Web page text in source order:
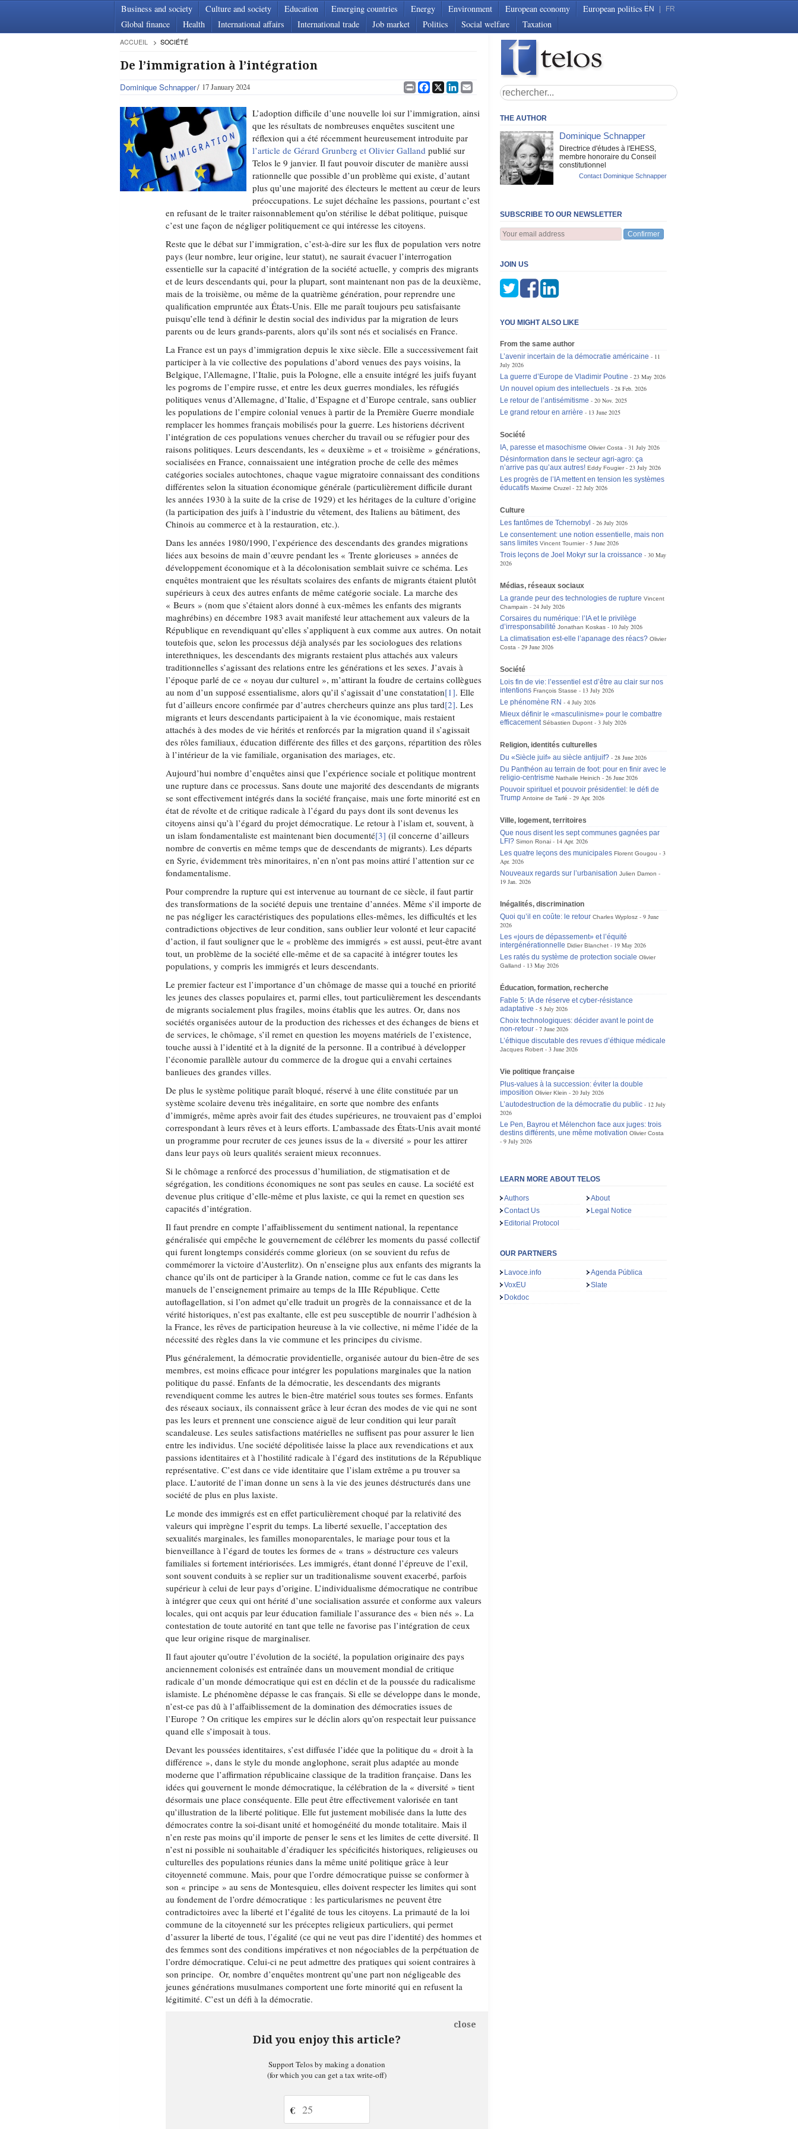
Business and society Culture and society Education Emerging countries Energy Environment European economy
European politics
Global finance
Health International affairs International trade Job market Politics Social welfare Taxation
EN FR
ACCUEIL SOCIÉTÉ
De l’immigration à l’intégration
Dominique Schnapper 17 January 2024 PrintFacebook
X LinkedIn
Email
L’adoption difficile d’une nouvelle loi sur l’immigration, ainsi
que les résultats de nombreuses enquêtes suscitent une
réflexion qui a été récemment heureusement introduite par
l’article de Gérard Grunberg et Olivier Galland publié sur
Telos le 9 janvier. Il faut pouvoir discuter de manière aussi
rationnelle que possible d’un problème qui existe, d’autant
plus qu’une majorité des électeurs le mettent au cœur de leurs
préoccupations. Le sujet déchaîne les passions, pourtant c’est
en refusant de le traiter raisonnablement qu’on stérilise le débat politique, puisque
c’est une façon de négliger politiquement ce qui intéresse les citoyens.
Reste que le débat sur l’immigration, c’est-à-dire sur les flux de population vers notre
pays (leur nombre, leur origine, leur statut), ne saurait évacuer l’interrogation
essentielle sur la capacité d’intégration de la société actuelle, y compris des migrants
et de leurs descendants qui, pour la plupart, sont maintenant non pas de la deuxième,
mais de la troisième, ou même de la quatrième génération, pour reprendre une
qualification empruntée aux États-Unis. Elle me paraît toujours peu satisfaisante
puisqu’elle tend à définir le destin social des individus par la migration de leurs
parents ou de leurs grands-parents, alors qu’ils sont nés et socialisés en France.
La France est un pays d’immigration depuis le xixe siècle. Elle a successivement fait
participer à la vie collective des populations d’abord venues des pays voisins, la
Belgique, l’Allemagne, l’Italie, puis la Pologne, elle a ensuite intégré les juifs fuyant
les pogroms de l’empire russe, et entre les deux guerres mondiales, les réfugiés
politiques venus d’Allemagne, d’Italie, d’Espagne et d’Europe centrale, sans oublier
les populations de l’empire colonial venues à partir de la Première Guerre mondiale
remplacer les hommes français mobilisés pour la guerre. Les historiens décrivent
l’intégration de ces populations venues chercher du travail ou se réfugier pour des
raisons politiques. Leurs descendants, les « deuxième » et « troisième » générations,
socialisées en France, connaissaient une intégration proche de celle des mêmes
catégories sociales autochtones, chaque vague migratoire connaissant des conditions
différentes selon la situation économique générale (particulièrement difficile durant
les années 1930 à la suite de la crise de 1929) et les héritages de la culture d’origine
(la participation des juifs à l’industrie du vêtement, des Italiens au bâtiment, des
Chinois au commerce et à la restauration, etc.).
Dans les années 1980/1990, l’expérience des descendants des grandes migrations
liées aux besoins de main d’œuvre pendant les « Trente glorieuses » années de
développement économique et à la décolonisation semblait suivre ce schéma. Les
enquêtes montraient que les résultats scolaires des enfants de migrants étaient plutôt
supérieurs à ceux des autres enfants de même catégorie sociale. La marche des
« Beurs » (nom que s’étaient alors donné à eux-mêmes les enfants des migrants
maghrébins) en décembre 1983 avait manifesté leur attachement aux valeurs de la
République en revendiquant qu’elles s’appliquent à eux comme aux autres. On notait
toutefois que, selon les processus déjà analysés par les sociologues des relations
interethniques, les descendants des migrants restaient plus attachés aux valeurs
traditionnelles s’agissant des relations entre les générations et les sexes. J’avais à
l’époque parlé de ce « noyau dur culturel », m’attirant la foudre de certains collègues
au nom d’un supposé essentialisme, alors qu’il s’agissait d’une constatation[1]. Elle
fut d’ailleurs encore confirmée par d’autres chercheurs quinze ans plus tard[2]. Les
migrants et leurs descendants participaient à la vie économique, mais restaient
attachés à des modes de vie hérités et renforcés par la migration quand il s’agissait
des rôles familiaux, éducation différente des filles et des garçons, répartition des rôles
à l’intérieur de la vie familiale, organisation des mariages, etc.
Aujourd’hui nombre d’enquêtes ainsi que l’expérience sociale et politique montrent
une rupture dans ce processus. Sans doute une majorité des descendants de migrants
se sont effectivement intégrés dans la société française, mais une forte minorité est en
état de révolte et de critique radicale à l’égard du pays dont ils sont devenus les
citoyens ainsi qu’à l’égard du projet démocratique. Le retour à l’islam et, souvent, à
un islam fondamentaliste est maintenant bien documenté[3] (il concerne d’ailleurs
nombre de convertis en même temps que de descendants de migrants). Les départs
en Syrie, évidemment très minoritaires, n’en n’ont pas moins attiré l’attention sur ce
fondamentalisme.
Pour comprendre la rupture qui est intervenue au tournant de ce siècle, il faut partir
des transformations de la société depuis une trentaine d’années. Même s’il importe de
ne pas négliger les caractéristiques des populations elles-mêmes, les difficultés et les
contradictions objectives de leur condition, sans oublier leur volonté et leur capacité
d’action, il faut souligner que le « problème des immigrés » est aussi, peut-être avant
tout, un problème de la société elle-même et de sa capacité à intégrer toutes les
populations, y compris les immigrés et leurs descendants.
Le premier facteur est l’importance d’un chômage de masse qui a touché en priorité
les jeunes des classes populaires et, parmi elles, tout particulièrement les descendants
de migrants socialement plus fragiles, moins établis que les autres. Or, dans nos
sociétés organisées autour de la production des richesses et des échanges de biens et
de services, le chômage, s’il remet en question les moyens matériels de l’existence,
touche aussi à l’identité et à la dignité de la personne. Il a contribué à développer
l’économie parallèle autour du commerce de la drogue qui a envahi certaines
banlieues des grandes villes.
De plus le système politique paraît bloqué, réservé à une élite constituée par un
système scolaire devenu très inégalitaire, en sorte que nombre des enfants
d’immigrés, même après avoir fait des études supérieures, ne trouvaient pas d’emploi
correspondant à leurs rêves et à leurs efforts. L’ambassade des États-Unis avait monté
un programme pour recruter de ces jeunes issus de la « diversité » pour les attirer
dans leur pays où leurs qualités seraient mieux reconnues.
Si le chômage a renforcé des processus d’humiliation, de stigmatisation et de
ségrégation, les conditions économiques ne sont pas seules en cause. La société est
devenue plus critique d’elle-même et plus laxiste, ce qui la remet en question ses
capacités d’intégration.
Il faut prendre en compte l’affaiblissement du sentiment national, la repentance
généralisée qui empêche le gouvernement de célébrer les moments du passé collectif
qui furent longtemps considérés comme glorieux (on se souvient du refus de
commémorer la victoire d’Austerlitz). On n’enseigne plus aux enfants des migrants la
chance qu’ils ont de participer à la Grande nation, comme ce fut le cas dans les
manuels de l’enseignement primaire au temps de la IIIe République. Cette
autoflagellation, si l’on admet qu’elle traduit un progrès de la connaissance et de la
vérité historiques, n’est pas exaltante, elle est peu susceptible de nourrir l’adhésion à
la France, les rêves de participation heureuse à la vie collective, ni même l’idée de la
nécessité des règles dans la vie commune et les principes du civisme.
Plus généralement, la démocratie providentielle, organisée autour du bien-être de ses
membres, est moins efficace pour intégrer les populations marginales que la nation
politique du passé. Enfants de la démocratie, les descendants des migrants
revendiquent comme les autres le bien-être matériel sous toutes ses formes. Enfants
des réseaux sociaux, ils connaissent grâce à leur écran des modes de vie qui ne sont
pas les leurs et prennent une conscience aiguë de leur condition qui leur paraît
scandaleuse. Les seules satisfactions matérielles ne suffisent pas pour assurer le lien
entre les individus. Une société dépolitisée laisse la place aux revendications et aux
passions identitaires et à l’hostilité radicale à l’égard des institutions de la République
représentative. C’est dans ce vide identitaire que l’islam extrême a pu trouver sa
place. L’autorité de l’iman donne un sens à la vie des jeunes déstructurés dans une
société de plus en plus laxiste.
Le monde des immigrés est en effet particulièrement choqué par la relativité des
valeurs qui imprègne l’esprit du temps. La liberté sexuelle, l’acceptation des
sexualités marginales, les familles monoparentales, le mariage pour tous et la
bienveillance à l’égard de toutes les formes de « trans » déstructure ces valeurs
familiales si fortement intériorisées. Les immigrés, étant donné l’épreuve de l’exil,
sont souvent conduits à se replier sur un traditionalisme souvent exacerbé, parfois
supérieur à celui de leur pays d’origine. L’individualisme démocratique ne contribue
à intégrer que ceux qui ont hérité d’une socialisation assurée et conforme aux valeurs
locales, qui ont acquis par leur éducation familiale l’assurance des « bien nés ». La
contestation de toute autorité en tant que telle ne favorise pas l’intégration de ceux
que leur origine risque de marginaliser.
Il faut ajouter qu’outre l’évolution de la société, la population originaire des pays
anciennement colonisés est entraînée dans un mouvement mondial de critique
radicale d’un monde démocratique qui est en déclin et de la poussée du radicalisme
islamiste. Le phénomène dépasse le cas français. Si elle se développe dans le monde,
n’est-ce pas dû à l’affaiblissement de la domination des démocraties issues de
l’Europe ? On critique les empires sur le déclin alors qu’on respectait leur puissance
quand elle s’imposait à tous.
Devant les poussées identitaires, s’est diffusée l’idée que la politique du « droit à la
différence », dans le style du monde anglophone, serait plus adaptée au monde
moderne que l’affirmation républicaine classique de la tradition française. Dans les
idées qui gouvernent le monde démocratique, la célébration de la « diversité » tient
désormais une place conséquente. Elle peut être effectivement valorisée en tant
qu’illustration de la liberté politique. Elle fut justement mobilisée dans la lutte des
démocrates contre la soi-disant unité et homogénéité du monde totalitaire. Mais il
n’en reste pas moins qu’il importe de penser le sens et les limites de cette diversité. Il
n’est ni possible ni souhaitable d’éradiquer les spécificités historiques, religieuses ou
culturelles des populations réunies dans la même unité politique grâce à leur
citoyenneté commune. Mais, pour que l’ordre démocratique puisse se conformer à
son « principe » au sens de Montesquieu, elles doivent respecter les limites qui sont
au fondement de l’ordre démocratique : les particularismes ne peuvent être
contradictoires avec la liberté et l’égalité de tous les citoyens. La primauté de la loi
commune de la citoyenneté sur les préceptes religieux particuliers, qui permet
d’assurer la liberté de tous, l’égalité (ce qui ne veut pas dire l’identité) des hommes et
des femmes sont des conditions impératives et non négociables de la perpétuation de
l’ordre démocratique. Celui-ci ne peut admettre des pratiques qui soient contraires à
son principe. Or, nombre d’enquêtes montrent qu’une part non négligeable des
jeunes générations musulmanes comportent une forte minorité qui en refusent la
légitimité. C’est un défi à la démocratie.
Did you enjoy this article?
close
Support Telos by making a donation
(for which you can get a tax write-off)
€
THE AUTHOR
Dominique Schnapper
Directrice d'études à l'EHESS,
membre honoraire du Conseil
constitutionnel
Contact Dominique Schnapper
SUBSCRIBE TO OUR NEWSLETTER
Confirmer
JOIN US
YOU MIGHT ALSO LIKE
From the same author
L’avenir incertain de la démocratie américaine
11
July 2026
La guerre d’Europe de Vladimir Poutine
23 May 2026
Un nouvel opium des intellectuels
28 Feb. 2026
Le retour de l’antisémitisme
20 Nov. 2025
Le grand retour en arrière
13 June 2025
Société
IA, paresse et masochisme Olivier Costa
31 July 2026
Désinformation dans le secteur agri-agro: ça
n’arrive pas qu’aux autres! Eddy Fougier
23 July 2026
Les progrès de l’IA mettent en tension les systèmes
éducatifs Maxime Cruzel 22 July 2026
Culture
Les fantômes de Tchernobyl
26 July 2026
Le consentement: une notion essentielle, mais non
sans limites Vincent Tournier
5 June 2026
Trois leçons de Joel Mokyr sur la croissance
30 May
2026
Médias, réseaux sociaux
La grande peur des technologies de rupture Vincent
Champain
24 July 2026
Corsaires du numérique: l’IA et le privilège
d’irresponsabilité Jonathan Koskas
10 July 2026
La climatisation est-elle l’apanage des réacs? Olivier
Costa
29 June 2026
Société
Lois fin de vie: l’essentiel est d’être au clair sur nos
intentions François Stasse
13 July 2026
Le phénomène RN
4 July 2026
Mieux définir le «masculinisme» pour le combattre
efficacement Sébastien Dupont 3 July 2026
Religion, identités culturelles
Du «Siècle juif» au siècle antijuif?
28 June 2026
Du Panthéon au terrain de foot: pour en finir avec le
religio-centrisme Nathalie Heinich
26 June 2026
Pouvoir spirituel et pouvoir présidentiel: le défi de
Trump Antoine de Tarlé 29 Apr. 2026
Ville, logement, territoires
Que nous disent les sept communes gagnées par
LFI? Simon Ronai
14 Apr. 2026
Les quatre leçons des municipales Florent Gougou
3
Apr. 2026
Nouveaux regards sur l’urbanisation Julien Damon
19 Jan. 2026
Inégalités, discrimination
Quoi qu’il en coûte: le retour Charles Wyplosz
9 June
2026
Les «jours de dépassement» et l’équité
intergénérationnelle Didier Blanchet
19 May 2026
Les ratés du système de protection sociale Olivier
Galland
13 May 2026
Éducation, formation, recherche
Fable 5: IA de réserve et cyber-résistance
adaptative
5 July 2026
Choix technologiques: décider avant le point de
non-retour
7 June 2026
L’éthique discutable des revues d’éthique médicale
Jacques Robert 3 June 2026
Vie politique française
Plus-values à la succession: éviter la double
imposition Olivier Klein
20 July 2026
L’autodestruction de la démocratie du public
12 July
2026
Le Pen, Bayrou et Mélenchon face aux juges: trois
destins différents, une même motivation Olivier Costa
9 July 2026
LEARN MORE ABOUT TELOS
Authors
About
Contact Us
Legal Notice
Editorial Protocol
OUR PARTNERS
Lavoce.info
Agenda Pública
VoxEU
Slate
Dokdoc